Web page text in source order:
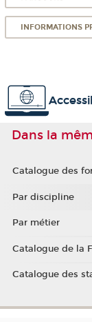
INFORMATIONS
Dans la
Catalogue des
Par discipline
Par métier
Catalogue de la
Catalogue des